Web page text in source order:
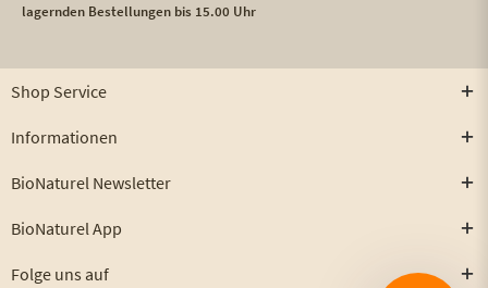
lagernden Bestellungen bis 15.00 Uhr
Shop Service
Informationen
BioNaturel Newsletter
BioNaturel App
Folge uns auf